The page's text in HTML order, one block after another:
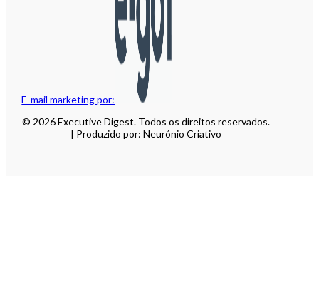
E-mail marketing por:
© 2026 Executive Digest. Todos os direitos reservados.
| Produzido por: Neurónio Criativo